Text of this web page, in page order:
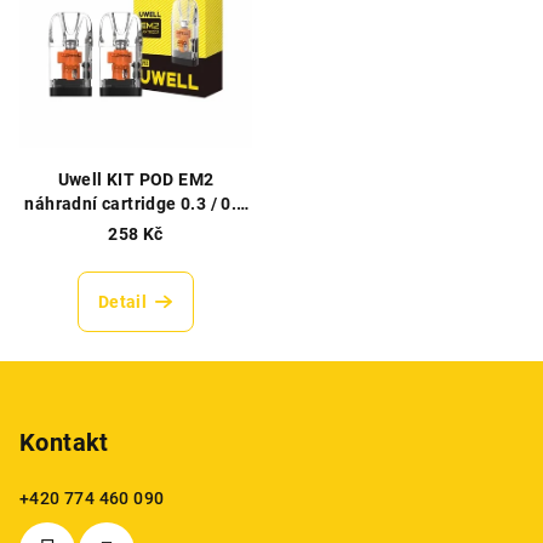
Uwell KIT POD EM2
náhradní cartridge 0.3 / 0.6
Ohm 4.5ml 2ks v balení
258 Kč
Detail
Kontakt
+420 774 460 090